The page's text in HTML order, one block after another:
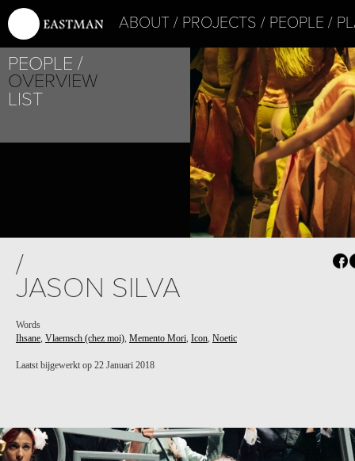
ABOUT PROJECTS PEOPLE
PEOPLE
OVERVIEW
LIST
/
JASON SILVA
Words
Ihsane, Vlaemsch (chez moi), Memento Mori, Icon, Noetic
Laatst bijgewerkt op 22 Januari 2018